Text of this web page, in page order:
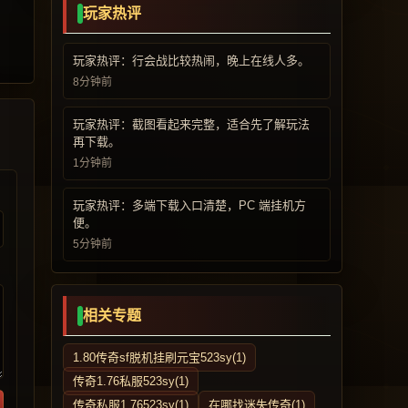
玩家热评
玩家热评：行会战比较热闹，晚上在线人多。
8分钟前
玩家热评：截图看起来完整，适合先了解玩法
再下载。
1分钟前
玩家热评：多端下载入口清楚，PC 端挂机方
便。
5分钟前
相关专题
1.80传奇sf脱机挂刷元宝523sy(1)
传奇1.76私服523sy(1)
传奇私服1.76523sy(1)
在哪找迷失传奇(1)